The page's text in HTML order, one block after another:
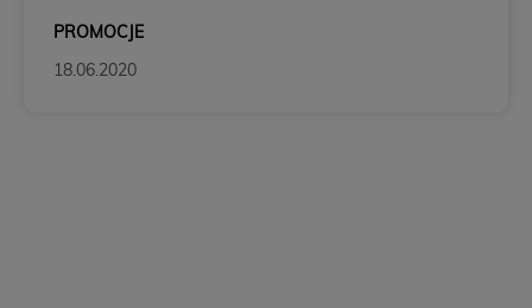
PROMOCJE
18.06.2020